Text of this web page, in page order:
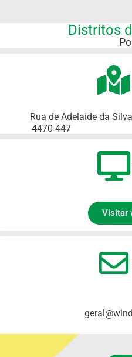
Distritos
Rua de Adelaide da
4470-447
Visitar